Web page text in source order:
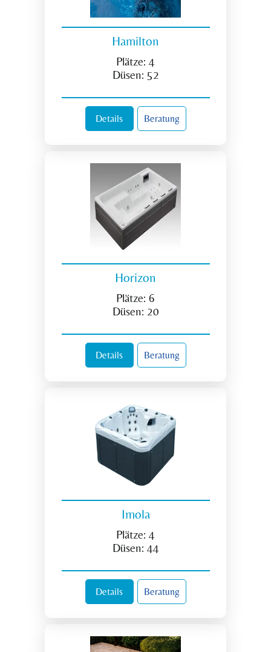
Hamilton
Plätze: 4
Düsen: 52
Details Beratung
Horizon
Plätze: 6
Düsen: 20
Details Beratung
Imola
Plätze: 4
Düsen: 44
Details Beratung